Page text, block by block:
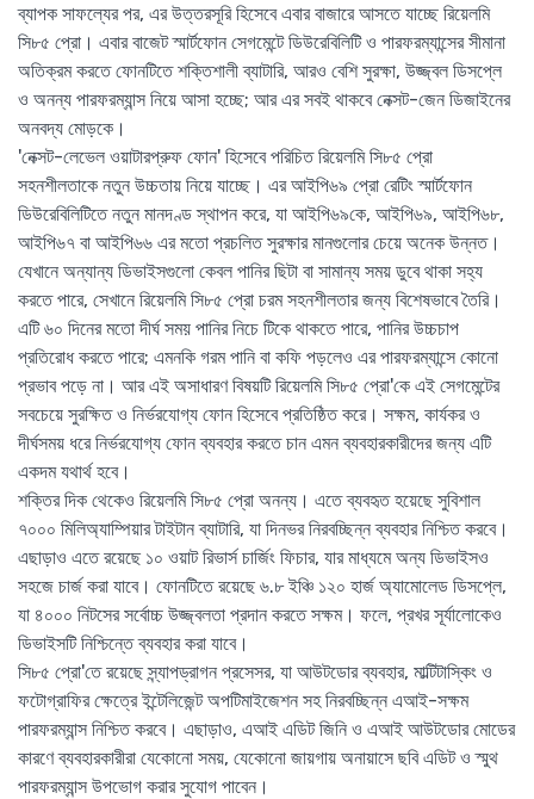
ব্যাপক সাফল্যের পর, এর উত্তরসূরি হিসেবে এবার বাজারে আসতে যাচ্ছে রিয়েলমি
সি৮৫ প্রো। এবার বাজেট স্মার্টফোন সেগমেন্টে ডিউরেবিলিটি ও পারফরম্যান্সের সীমানা
অতিক্রম করতে ফোনটিতে শক্তিশালী ব্যাটারি, আরও বেশি সুরক্ষা, উজ্জ্বল ডিসপ্লে
ও অনন্য পারফরম্যান্স নিয়ে আসা হচ্ছে; আর এর সবই থাকবে নেক্সট-জেন ডিজাইনের
অনবদ্য মোড়কে।
'নেক্সট-লেভেল ওয়াটারপ্রুফ ফোন' হিসেবে পরিচিত রিয়েলমি সি৮৫ প্রো
সহনশীলতাকে নতুন উচ্চতায় নিয়ে যাচ্ছে। এর আইপি৬৯ প্রো রেটিং স্মার্টফোন
ডিউরেবিলিটিতে নতুন মানদণ্ড স্থাপন করে, যা আইপি৬৯কে, আইপি৬৯, আইপি৬৮,
আইপি৬৭ বা আইপি৬৬ এর মতো প্রচলিত সুরক্ষার মানগুলোর চেয়ে অনেক উন্নত।
যেখানে অন্যান্য ডিভাইসগুলো কেবল পানির ছিটা বা সামান্য সময় ডুবে থাকা সহ্য
করতে পারে, সেখানে রিয়েলমি সি৮৫ প্রো চরম সহনশীলতার জন্য বিশেষভাবে তৈরি।
এটি ৬০ দিনের মতো দীর্ঘ সময় পানির নিচে টিকে থাকতে পারে, পানির উচ্চচাপ
প্রতিরোধ করতে পারে; এমনকি গরম পানি বা কফি পড়লেও এর পারফরম্যান্সে কোনো
প্রভাব পড়ে না। আর এই অসাধারণ বিষয়টি রিয়েলমি সি৮৫ প্রো'কে এই সেগমেন্টের
সবচেয়ে সুরক্ষিত ও নির্ভরযোগ্য ফোন হিসেবে প্রতিষ্ঠিত করে। সক্ষম, কার্যকর ও
দীর্ঘসময় ধরে নির্ভরযোগ্য ফোন ব্যবহার করতে চান এমন ব্যবহারকারীদের জন্য এটি
একদম যথার্থ হবে।
শক্তির দিক থেকেও রিয়েলমি সি৮৫ প্রো অনন্য। এতে ব্যবহৃত হয়েছে সুবিশাল
৭০০০ মিলিঅ্যাম্পিয়ার টাইটান ব্যাটারি, যা দিনভর নিরবচ্ছিন্ন ব্যবহার নিশ্চিত করবে।
এছাড়াও এতে রয়েছে ১০ ওয়াট রিভার্স চার্জিং ফিচার, যার মাধ্যমে অন্য ডিভাইসও
সহজে চার্জ করা যাবে। ফোনটিতে রয়েছে ৬.৮ ইঞ্চি ১২০ হার্জ অ্যামোলেড ডিসপ্লে,
যা ৪০০০ নিটসের সর্বোচ্চ উজ্জ্বলতা প্রদান করতে সক্ষম। ফলে, প্রখর সূর্যালোকেও
ডিভাইসটি নিশ্চিন্তে ব্যবহার করা যাবে।
সি৮৫ প্রো'তে রয়েছে স্ন্যাপড্রাগন প্রসেসর, যা আউটডোর ব্যবহার, মাল্টিটাস্কিং ও
ফটোগ্রাফির ক্ষেত্রে ইন্টেলিজেন্ট অপটিমাইজেশন সহ নিরবচ্ছিন্ন এআই-সক্ষম
পারফরম্যান্স নিশ্চিত করবে। এছাড়াও, এআই এডিট জিনি ও এআই আউটডোর মোডের
কারণে ব্যবহারকারীরা যেকোনো সময়, যেকোনো জায়গায় অনায়াসে ছবি এডিট ও স্মুথ
পারফরম্যান্স উপভোগ করার সুযোগ পাবেন।